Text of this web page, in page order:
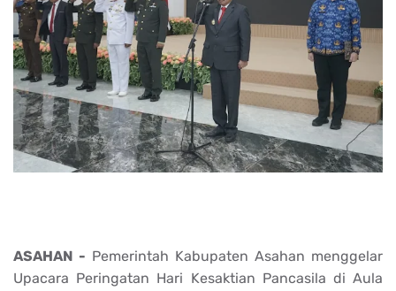
ASAHAN - Pemerintah Kabupaten Asahan menggelar
Upacara Peringatan Hari Kesaktian Pancasila di Aula